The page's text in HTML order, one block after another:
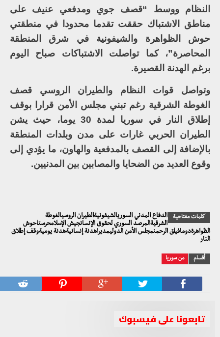
النظام ووسط “قصف جوي ومدفعي عنيف على
مناطق الاشتباك حققت تقدما محدودا في منطقتي
حوش الظواهرة والشيفونية في شرق المنطقة
المحاصرة”، كما تواصلت الاشتباكات صباح اليوم
برغم الهدنة القصيرة.
وتواصل قوات النظام والطيران الروسي قصف
الغوطة الشرقية رغم تبني مجلس الأمن قرارا بوقف
إطلاق النار في سوريا لمدة 30 يوما، حيث يشن
الطيران الحربي غارات على مدن وبلدات المنطقة
بالإضافة إلى القصف بالمدفعية والهاون، ما يؤدي إلى
وقوع العديد من الضحايا والمصابين بين المدنيين.
كلمات مفتاحية
الدفاع المدني السوريالشيفونيةالطيران الروسيالغوطة
الشرقيةالمرصد السوري لحقوق الإنسانجيش الإسلامحرستاحوش
الظواهرةدومافيلق الرحمنمجلس الأمن الدوليمديراهدنة إنسانيةهدنة يوميةوقف إطلاق
النار
أقسام من سوريا
تابعونا على فيسبوك